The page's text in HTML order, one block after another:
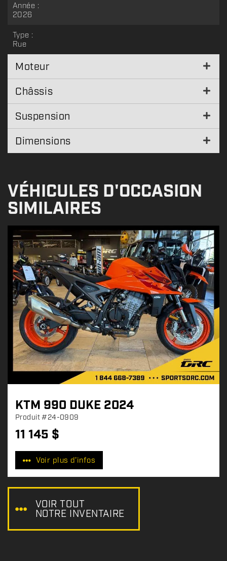
Année :
2026
Type :
Rue
Moteur
Châssis
Suspension
Dimensions
VÉHICULES D'OCCASION
SIMILAIRES
KTM 990 DUKE 2024
Produit#24-0909
P
r
11 145 $
Voir plus d'infos
VOIR TOUT
NOTRE INVENTAIRE